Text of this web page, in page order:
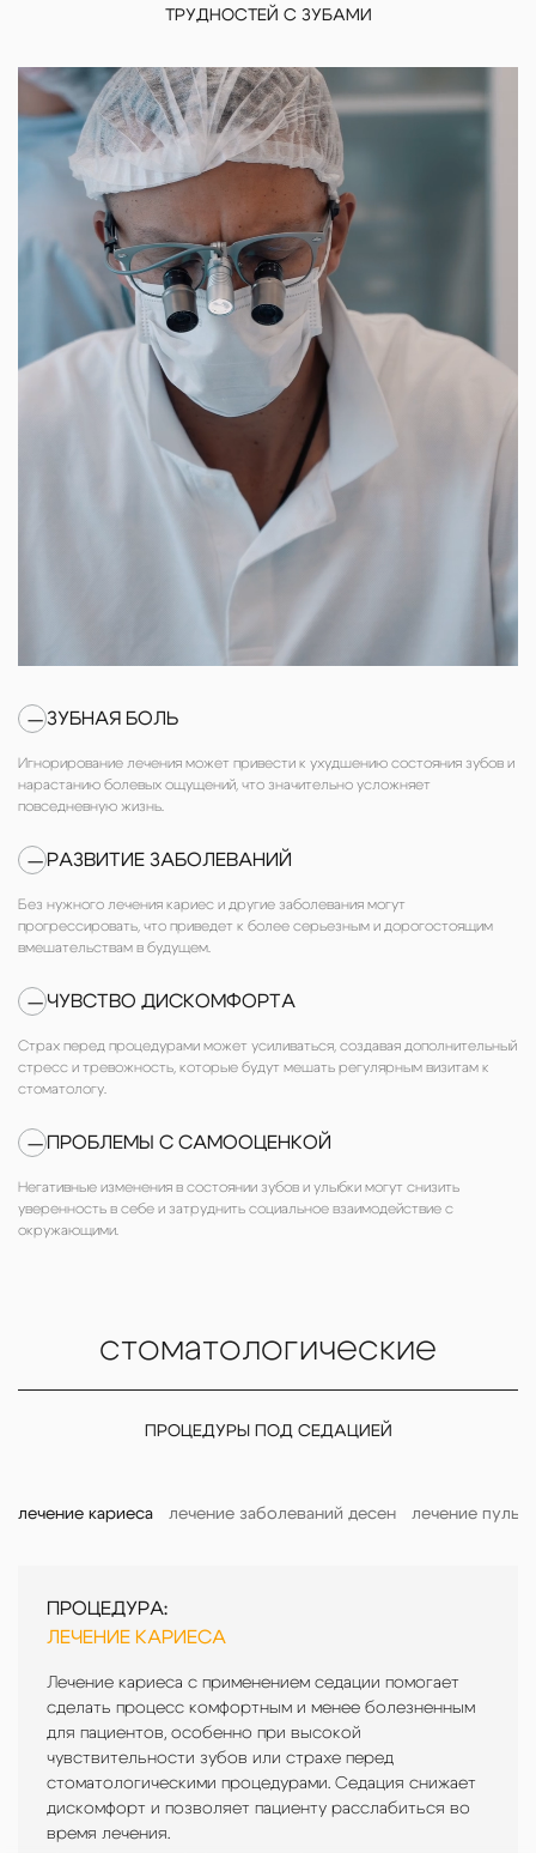
ТРУДНОСТЕЙ С ЗУБАМИ
— ЗУБНАЯ БОЛЬ
Игнорирование лечения может привести к ухудшению состояния зубов и
нарастанию болевых ощущений, что значительно усложняет
повседневную жизнь.
— РАЗВИТИЕ ЗАБОЛЕВАНИЙ
Без нужного лечения кариес и другие заболевания могут
прогрессировать, что приведет к более серьезным и дорогостоящим
вмешательствам в будущем.
— ЧУВСТВО ДИСКОМФОРТА
Страх перед процедурами может усиливаться, создавая дополнительный
стресс и тревожность, которые будут мешать регулярным визитам к
стоматологу.
— ПРОБЛЕМЫ С САМООЦЕНКОЙ
Негативные изменения в состоянии зубов и улыбки могут снизить
уверенность в себе и затруднить социальное взаимодействие с
окружающими.
стоматологические
ПРОЦЕДУРЫ ПОД СЕДАЦИЕЙ
лечение кариеса лечение заболеваний десен лечение
ПРОЦЕДУРА:
ЛЕЧЕНИЕ КАРИЕСА
Лечение кариеса с применением седации помогает
сделать процесс комфортным и менее болезненным
для пациентов, особенно при высокой
чувствительности зубов или страхе перед
стоматологическими процедурами. Седация снижает
дискомфорт и позволяет пациенту расслабиться во
время лечения.
ПРОЦЕДУРА:
ЛЕЧЕНИЕ ЗАБОЛЕВАНИЙ ДЕСЕН
При лечении пародонтоза или других
заболеваний десен часто требуется
глубокая чистка и другие болезненные
манипуляции. Седация позволяет
провести эти процедуры с минимальным
дискомфортом для пациента, обеспечивая
спокойствие и комфорт на протяжении
ПРОЦЕДУРА:
ЛЕЧЕНИЕ ПУЛЬПИТА
Пульпит — это воспаление нерва зуба, и
его лечение может быть болезненным и
требовать длительных манипуляций.
Седация позволяет пациенту чувствовать
себя комфортно и расслабленно во
время процедуры, что особенно важно
при лечении сложных случаев.
ПРОЦЕДУРА:
ЛЕЧЕНИЕ ТРАВМ ЗУБОВ ПОД
В случае травм зубов, таких как сколы,
трещины или повреждение коронки,
седация помогает облегчить боль и
стресс, делая лечение или
восстановление зуба более комфортным
для пациента.